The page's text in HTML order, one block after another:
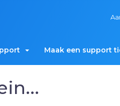
Maak een support